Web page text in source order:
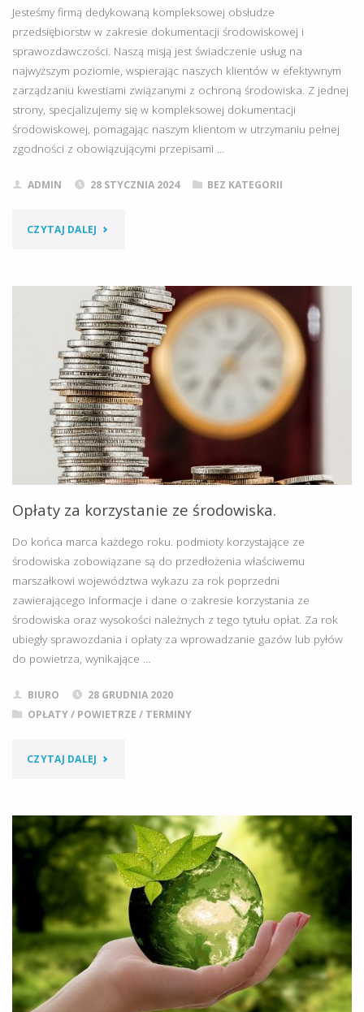
Jesteśmy firmą dedykowaną kompleksowej obsłudze
przedsiębiorstw w zakresie dokumentacji środowiskowej i
sprawozdawczości. Naszą misją jest świadczenie usług na
najwyższym poziomie, wspierając naszych klientów w efektywnym
zarządzaniu kwestiami związanymi z ochroną środowiska. Z jednej
strony, specjalizujemy się w kompleksowej dokumentacji
środowiskowej, pomagając naszym klientom w utrzymaniu pełnej
zgodności z obowiązującymi przepisami …
ADMIN 28 STYCZNIA 2024 BEZ KATEGORII
CZYTAJ DALEJ "MISJA
360ECO"
Opłaty za korzystanie ze środowiska.
Do końca marca każdego roku. podmioty korzystające ze
środowiska zobowiązane są do przedłożenia właściwemu
marszałkowi województwa wykazu za rok poprzedni
zawierającego informacje i dane o zakresie korzystania ze
środowiska oraz wysokości należnych z tego tytułu opłat. Za rok
ubiegły sprawozdania i opłaty za wprowadzanie gazów lub pyłów
do powietrza, wynikające …
BIURO
28 GRUDNIA 2020
OPŁATY/ POWIETRZE / TERMINY
CZYTAJ DALEJ "OPŁATY
KORZYSTANIE
ZE
ŚRODOWISKA."